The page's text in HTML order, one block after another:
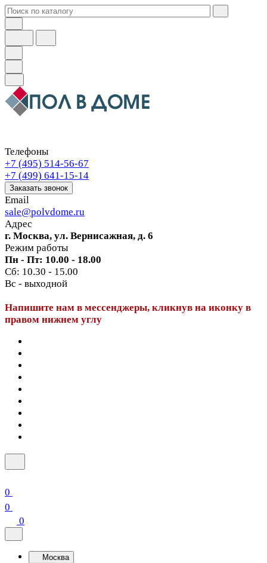
Телефоны
+7 (495) 514-56-67
+7 (499) 641-15-14
Заказать звонок
Email
sale@polvdome.ru
Адрес
г. Москва, ул. Вернисажная, д. 6
Режим работы
Пн - Пт: 10.00 - 18.00
Сб: 10.30 - 15.00
Вс - выходной
Напишите нам в мессенджеры, кликнув на иконку в
правом нижнем углу
0
0
0
Москва